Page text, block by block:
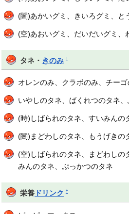
(闇)あかいグミ、きいろグミ、と
(空)あおいグミ、だいだいグミ、
タネ・ きのみ †
オレンのみ、クラボのみ、チー
いやしのタネ、ばくれつのタネ
(時)しばられのタネ、すいみんの
(闇)まどわしのタネ、もうげきの
(空)しばられのタネ、まどわしの
みんのタネ、ぷっかつのタネ
栄養ドリンク †